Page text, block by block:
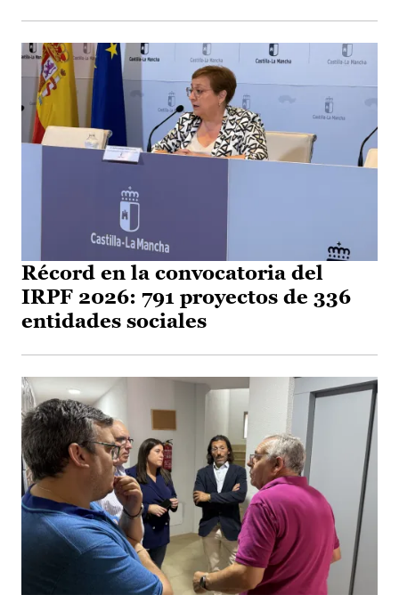
Récord en la convocatoria del
IRPF 2026: 791 proyectos de 336
entidades sociales